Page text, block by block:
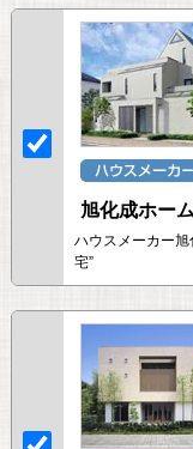
旭化成ホー
ハウスメーカー
宅”